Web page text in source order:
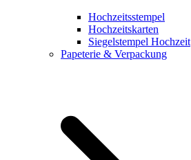
Hochzeitsstempel
Hochzeitskarten
Siegelstempel Hochzeit
Papeterie & Verpackung